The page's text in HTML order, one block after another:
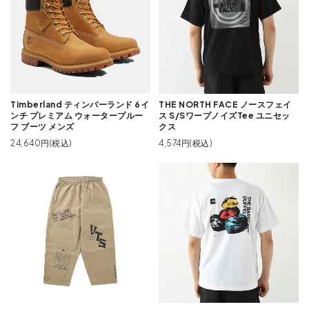
Timberland ティンバーランド 6イ
ンチ プレミアム ウォータープルー
フ ブーツ メンズ
24,640円(税込)
THE NORTH FACE ノースフェイ
ス S/SワープノイズTee ユニセッ
クス
4,574円(税込)